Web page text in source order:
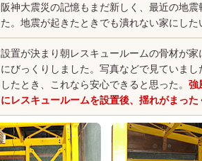
阪神大震災の記憶もまだ新しく、最近の地
た。地震が起きたときでも潰れない家にした
設置が決まり朝レスキュールームの骨材が
にびっくりしました。写真などで見ていま
したとき、これなら安心できると思った。 強
にレスキュールームを設置後、揺れがまっ